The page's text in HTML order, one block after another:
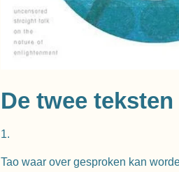
De twee
1.
Tao waar over gesproken kan